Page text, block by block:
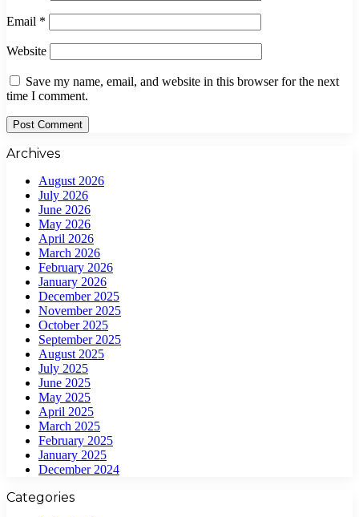
Email *
Website
Save my name, email, and website in this browser for the next
time I comment.
Archives
August 2026
July 2026
June 2026
May 2026
April 2026
March 2026
February 2026
January 2026
December 2025
November 2025
October 2025
September 2025
August 2025
July 2025
June 2025
May 2025
April 2025
March 2025
February 2025
January 2025
December 2024
Categories